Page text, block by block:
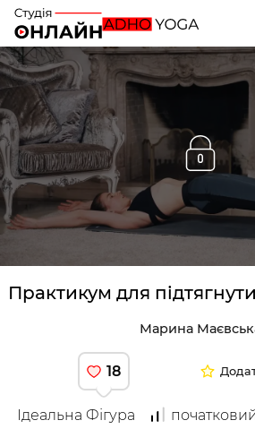
Досліджуй
Курси
Практикум для
Марина
18
Ідеальна Фігура